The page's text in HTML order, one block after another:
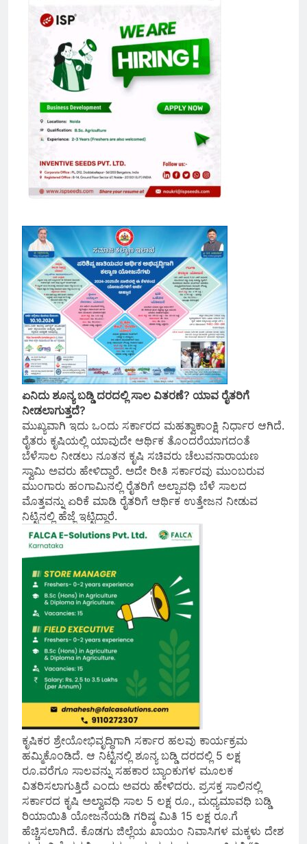
ಏನಿದು ಶೂನ್ಯ ಬಡ್ಡಿ ದರದಲ್ಲಿ ಸಾಲ ವಿತರಣೆ? ಯಾವ ರೈತರಿಗೆ
ನೀಡಲಾಗುತ್ತದೆ?
ಮುಖ್ಯವಾಗಿ ಇದು ಒಂದು ಸರ್ಕಾರದ ಮಹತ್ವಾಕಾಂಕ್ಷಿ ನಿರ್ಧಾರ ಆಗಿದೆ.
ರೈತರು ಕೃಷಿಯಲ್ಲಿ ಯಾವುದೇ ಆರ್ಥಿಕ ತೊಂದರೆಯಾಗದಂತೆ
ಬೆಳೆಸಾಲ ನೀಡಲು ನೂತನ ಕೃಷಿ ಸಚಿವರು ಚೆಲುವನಾರಾಯಣ
ಸ್ವಾಮಿ ಅವರು ಹೇಳಿದ್ದಾರೆ. ಅದೇ ರೀತಿ ಸರ್ಕಾರವು ಮುಂಬರುವ
ಮುಂಗಾರು ಹಂಗಾಮಿನಲ್ಲಿ ರೈತರಿಗೆ ಅಲ್ಪಾವಧಿ ಬೆಳೆ ಸಾಲದ
ಮೊತ್ತವನ್ನು ಏರಿಕೆ ಮಾಡಿ ರೈತರಿಗೆ ಆರ್ಥಿಕ ಉತ್ತೇಜನ ನೀಡುವ
ನಿಟ್ಟಿನಲ್ಲಿ ಹೆಜ್ಜೆ ಇಟ್ಟಿದ್ದಾರೆ.
ಕೃಷಿಕರ ಶ್ರೇಯೋಭಿವೃದ್ಧಿಗಾಗಿ ಸರ್ಕಾರ ಹಲವು ಕಾರ್ಯಕ್ರಮ
ಹಮ್ಮಿಕೊಂಡಿದೆ. ಆ ನಿಟ್ಟಿನಲ್ಲಿ ಶೂನ್ಯ ಬಡ್ಡಿ ದರದಲ್ಲಿ 5 ಲಕ್ಷ
ರೂ.ವರೆಗೂ ಸಾಲವನ್ನು ಸಹಕಾರ ಬ್ಯಾಂಕುಗಳ ಮೂಲಕ
ವಿತರಿಸಲಾಗುತ್ತಿದೆ ಎಂದು ಅವರು ಹೇಳಿದರು. ಪ್ರಸಕ್ತ ಸಾಲಿನಲ್ಲಿ
ಸರ್ಕಾರದ ಕೃಷಿ ಅಲ್ವಾವಧಿ ಸಾಲ 5 ಲಕ್ಷ ರೂ., ಮಧ್ಯಮಾವಧಿ ಬಡ್ಡಿ
ರಿಯಾಯಿತಿ ಯೋಜನೆಯಡಿ ಗರಿಷ್ಠ ಮಿತಿ 15 ಲಕ್ಷ ರೂ.ಗೆ
ಹೆಚ್ಚಿಸಲಾಗಿದೆ. ಕೊಡಗು ಜಿಲ್ಲೆಯ ಖಾಯಂ ನಿವಾಸಿಗಳ ಮಕ್ಕಳು ದೇಶ